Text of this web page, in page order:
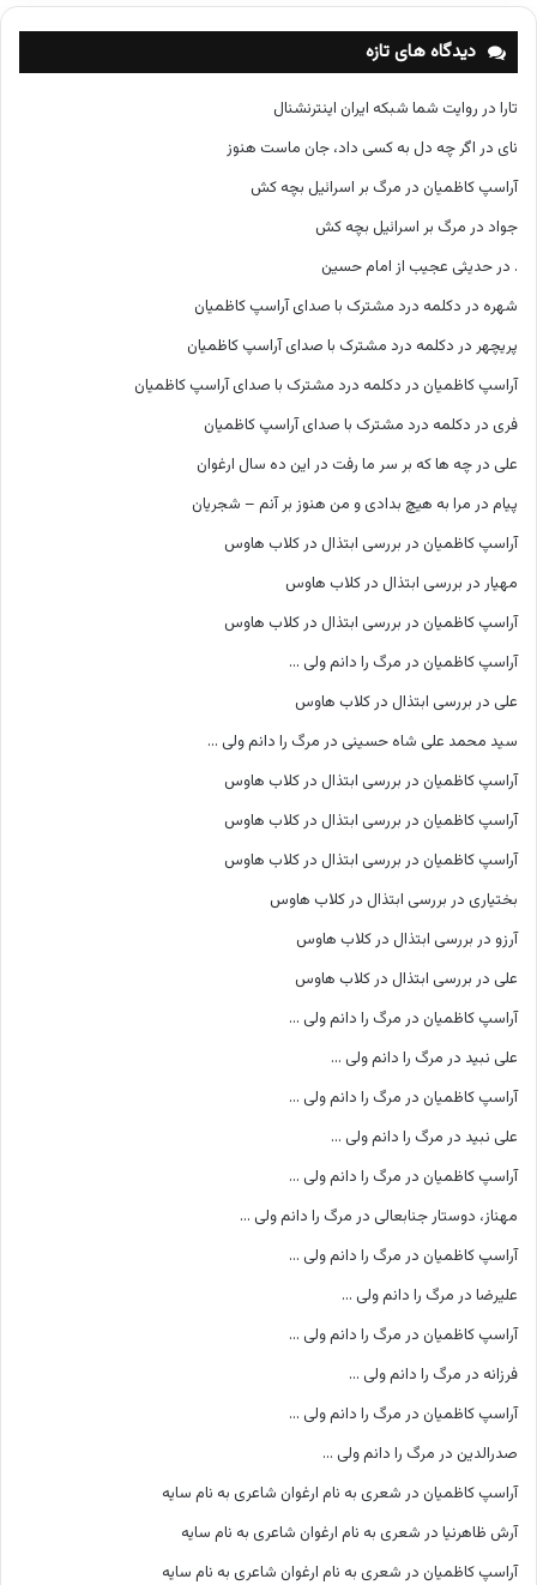
ه‌
ه
دیدگاه های تازه
تارا در روایت شما شبکه ایران اینترنشنال
نای در اگر چه دل به کسی داد، جان ماست هنوز
آراسپ کاظمیان در مرگ بر اسرائیل بچه کش
جواد در مرگ بر اسرائیل بچه کش
. در حدیثی عجیب از امام حسین
شهره در دکلمه درد مشترک با صدای آراسپ کاظمیان
پریچهر در دکلمه درد مشترک با صدای آراسپ کاظمیان
آراسپ کاظمیان در دکلمه درد مشترک با صدای آراسپ کاظمیان
فری در دکلمه درد مشترک با صدای آراسپ کاظمیان
علی در چه ها که بر سر ما رفت در این ده سال ارغوان
پیام در مرا به هیچ بدادی و من هنوز بر آنم – شجریان
آراسپ کاظمیان در بررسی ابتذال در کلاب هاوس
مهیار در بررسی ابتذال در کلاب هاوس
آراسپ کاظمیان در بررسی ابتذال در کلاب هاوس
آراسپ کاظمیان در مرگ را دانم ولی …
علی در بررسی ابتذال در کلاب هاوس
سید محمد علی شاه حسینی در مرگ را دانم ولی …
آراسپ کاظمیان در بررسی ابتذال در کلاب هاوس
آراسپ کاظمیان در بررسی ابتذال در کلاب هاوس
آراسپ کاظمیان در بررسی ابتذال در کلاب هاوس
بختیاری در بررسی ابتذال در کلاب هاوس
آرزو در بررسی ابتذال در کلاب هاوس
علی در بررسی ابتذال در کلاب هاوس
آراسپ کاظمیان در مرگ را دانم ولی …
علی نبید در مرگ را دانم ولی …
آراسپ کاظمیان در مرگ را دانم ولی …
علی نبید در مرگ را دانم ولی …
آراسپ کاظمیان در مرگ را دانم ولی …
مهناز، دوستار جنابعالی در مرگ را دانم ولی …
آراسپ کاظمیان در مرگ را دانم ولی …
علیرضا در مرگ را دانم ولی …
آراسپ کاظمیان در مرگ را دانم ولی …
فرزانه در مرگ را دانم ولی …
آراسپ کاظمیان در مرگ را دانم ولی …
صدرالدین در مرگ را دانم ولی …
آراسپ کاظمیان در شعری به نام ارغوان شاعری به نام سایه
آرش ظاهرنیا در شعری به نام ارغوان شاعری به نام سایه
آراسپ کاظمیان در شعری به نام ارغوان شاعری به نام سایه